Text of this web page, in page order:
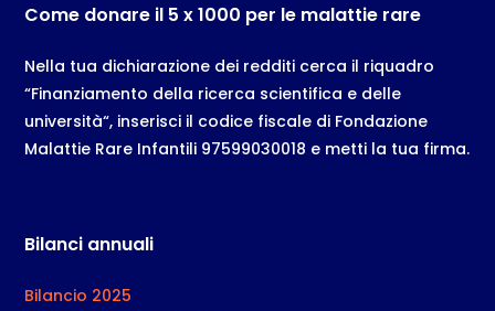
Come donare il 5 x 1000 per le malattie rare
Nella tua dichiarazione dei redditi cerca il riquadro
“Finanziamento della ricerca scientifica e delle
università“, inserisci il codice fiscale di Fondazione
Malattie Rare Infantili 97599030018 e metti la tua firma.
Bilanci annuali
Bilancio 2025